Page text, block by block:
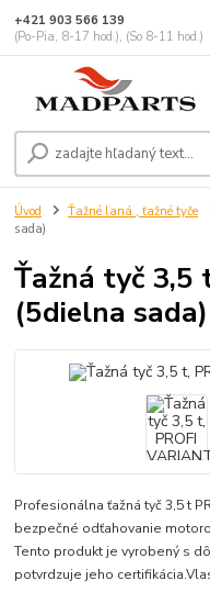
+421 903 566 139
(Po-Pia, 8-17 hod.), (So 8-11 hod.)
Úvod Ťažné laná , ťažné tyče
sada)
Ťažná tyč 3,5
(5dielna sada)
Profesionálna ťažná tyč 3,5 t
bezpečné odťahovanie
Tento produkt je vyrobený s
potvrdzuje jeho